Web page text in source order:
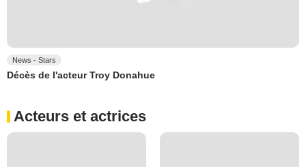
News - Stars
Décès de l'acteur Troy Donahue
Acteurs et actrices